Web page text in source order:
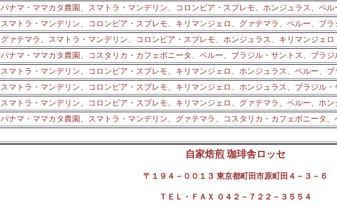
パナマ・ママカタ農園、スマトラ・マンデリン、コロンビア・スプレモ、ホンジュラス、ペ
スマトラ・マンデリン、コロンビア・スプレモ、キリマンジェロ、グァテマラ、ペルー、ブ
グァテマラ、スマトラ・マンデリン、コロンビア・スプレモ、ホンジュラス、キリマンジェロ
パナマ・ママカタ農園、 コスタリカ・カフェボニータ、 ペルー、ブラジル・サントス、ブラジ
スマトラ・マンデリン、コロンビア・スプレモ、キリマンジェロ、ホンジュラス、ペルー、ブ
スマトラ・マンデリン、コロンビア・スプレモ、キリマンジェロ、ホンジュラス、ブラジル・
スマトラ・マンデリン、コロンビア・スプレモ、キリマンジェロ、グァテマラ、ペルー、ホ
パナマ・ママカタ農園、スマトラ・マンデリン、グァテマラ、コスタリカ・カフェボニータ
自家焙煎 珈琲舎ロッセ
〒１９４－００１３ 東京都町田市原町田４－３－６
ＴＥＬ・ＦＡＸ ０４２－７２２－３５５４